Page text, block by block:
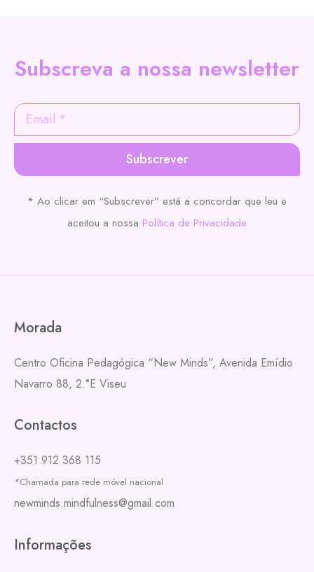
Subscreva a nossa newsletter
Subscrever
* Ao clicar em “Subscrever” está a concordar que leu e
aceitou a nossa Política de Privacidade
Morada
Centro Oficina Pedagógica “New Minds”, Avenida Emídio
Navarro 88, 2.°E Viseu
Contactos
+351 912 368 115
*Chamada para rede móvel nacional
newminds.mindfulness@gmail.com
Informações